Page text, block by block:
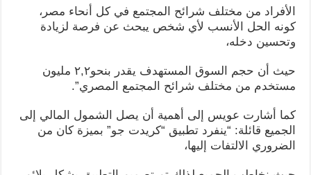
الأفراد من مختلف شرائح المجتمع في كل أنحاء مصر،
كونه الحل الأنسب لأي شخص يبحث عن فرصة لزيادة
وتحسين دخله،
حيث أن حجم السوق المستهدف يقدر بنحو٢,٢ مليون
مستخدم من مختلف شرائح المجتمع المصري”.
كما أشارت عويس إلى أهمية أن يصل الشمول المالي إلى
الجميع قائلة: “ينفرد تطبيق “كريدت جو” بميزة كان من
الضروري الالتفات إليها،